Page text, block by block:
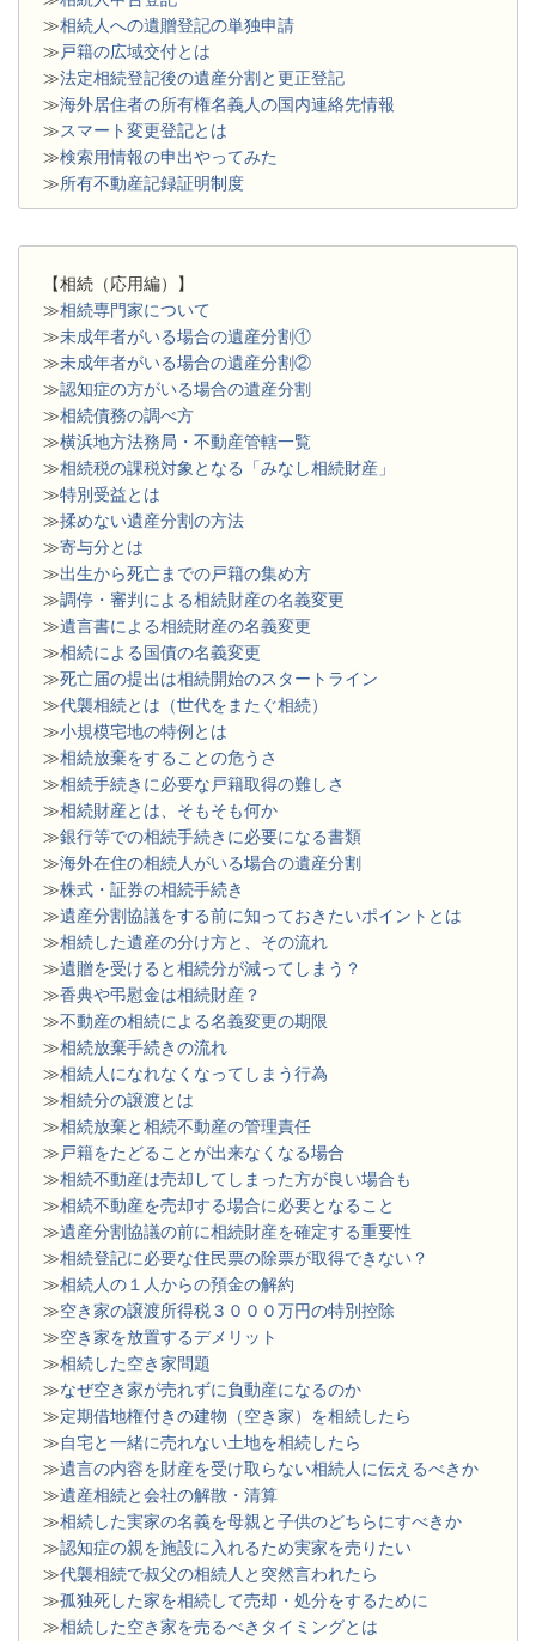
≫相続人への遺贈登記の単独申請
≫ 戸籍の広域交付とは
≫法定相続登記後の遺産分割と更正登記
≫海外居住者の所有権名義人の国内連絡先情報
≫スマート変更登記とは
≫検索用情報の申出やってみた
≫所有不動産記録証明制度
【相続（応用編）】
≫相続専門家について
≫未成年者がいる場合の遺産分割①
≫未成年者がいる場合の遺産分割②
≫認知症の方がいる場合の遺産分割
≫相続債務の調べ方
≫横浜地方法務局・不動産管轄一覧
≫相続税の課税対象となる「みなし相続財産」
≫特別受益とは
≫揉めない遺産分割の方法
≫寄与分とは
≫出生から死亡までの戸籍の集め方
≫調停・審判による相続財産の名義変更
≫遺言書による相続財産の名義変更
≫相続による国債の名義変更
≫死亡届の提出は相続開始のスタートライン
≫代襲相続とは（世代をまたぐ相続）
≫小規模宅地の特例とは
≫相続放棄をすることの危うさ
≫相続手続きに必要な戸籍取得の難しさ
≫相続財産とは、そもそも何か
≫銀行等での相続手続きに必要になる書類
​≫海外在住の相続人がいる場合の遺産分割
≫株式・証券の相続手続き
≫遺産分割協議をする前に知っておきたいポイントとは
≫相続した遺産の分け方と、その流れ
≫遺贈を受けると相続分が減ってしまう？
≫香典や弔慰金は相続財産？
≫不動産の相続による名義変更の期限
≫相続放棄手続きの流れ
≫相続人になれなくなってしまう行為
≫相続分の譲渡とは
​≫相続放棄と相続不動産の管理責任
≫ 戸籍をたどることが出来なくなる場合
≫相続不動産は売却してしまった方が良い場合も
≫相続不動産を売却する場合に必要となること
≫遺産分割協議の前に相続財産を確定する重要性
≫相続登記に必要な住民票の除票が取得できない？
≫相続人の１人からの預金の解約
≫空き家の譲渡所得税３０００万円の特別控除
≫空き家を放置するデメリット
≫相続した空き家問題
​≫なぜ空き家が売れずに負動産になるのか
≫定期借地権付きの建物（空き家）を相続したら
≫自宅と一緒に売れない土地を相続したら
≫遺言の内容を財産を受け取らない相続人に伝えるべきか
≫遺産相続と会社の解散・清算
≫相続した実家の名義を母親と子供のどちらにすべきか
≫認知症の親を施設に入れるため実家を売りたい
≫代襲相続で叔父の相続人と突然言われたら
≫孤独死した家を相続して売却・処分をするために
≫相続した空き家を売るべきタイミングとは